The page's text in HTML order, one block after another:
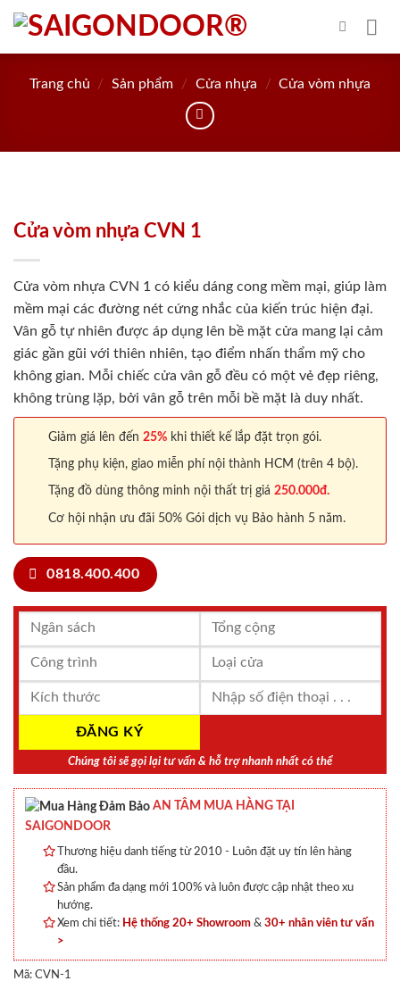
Skip
content
Trang chủ / Sản phẩm / Cửa nhựa / Cửa vòm nhựa
Cửa vòm nhựa CVN 1
Cửa vòm nhựa CVN 1 có kiểu dáng cong mềm mại, giúp làm
mềm mại các đường nét cứng nhắc của kiến trúc hiện đại.
Vân gỗ tự nhiên được áp dụng lên bề mặt cửa mang lại cảm
giác gần gũi với thiên nhiên, tạo điểm nhấn thẩm mỹ cho
không gian. Mỗi chiếc cửa vân gỗ đều có một vẻ đẹp riêng,
không trùng lặp, bởi vân gỗ trên mỗi bề mặt là duy nhất.
Giảm giá lên đến 25% khi thiết kế lắp đặt trọn gói.
Tặng phụ kiện, giao miễn phí nội thành HCM (trên 4 bộ).
Tặng đồ dùng thông minh nội thất trị giá 250.000đ.
Cơ hội nhận ưu đãi 50% Gói dịch vụ Bảo hành 5 năm.
0818.400.400
Chúng tôi sẽ gọi lại tư vấn & hỗ trợ nhanh nhất có thể
AN TÂM MUA HÀNG TẠI
SAIGONDOOR
Thương hiệu danh tiếng từ 2010 - Luôn đặt uy tín lên hàng
đầu.
Sản phẩm đa dạng mới 100% và luôn được cập nhật theo xu
hướng.
Xem chi tiết: Hệ thống 20+ Showroom & 30+ nhân viên tư vấn
>
Mã: CVN-1